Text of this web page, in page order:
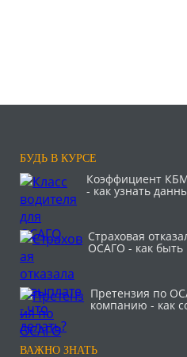
БУДЬ В КУРСЕ
Коэффициент
- как узнать
Страховая
ОСАГО - как быть
Претензия по
компанию - как
ВАЖНО ЗНАТЬ